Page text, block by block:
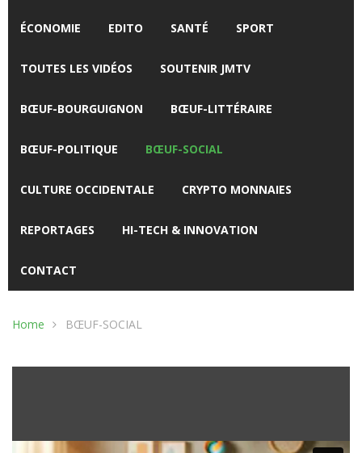
ÉCONOMIE EDITO SANTÉ SPORT
TOUTES LES VIDÉOS SOUTENIR JMTV
BŒUF-BOURGUIGNON BŒUF-LITTÉRAIRE
BŒUF-POLITIQUE BŒUF-SOCIAL
CULTURE OCCIDENTALE CRYPTO MONNAIES
REPORTAGES HI-TECH & INNOVATION
CONTACT
Home BŒUF-SOCIAL